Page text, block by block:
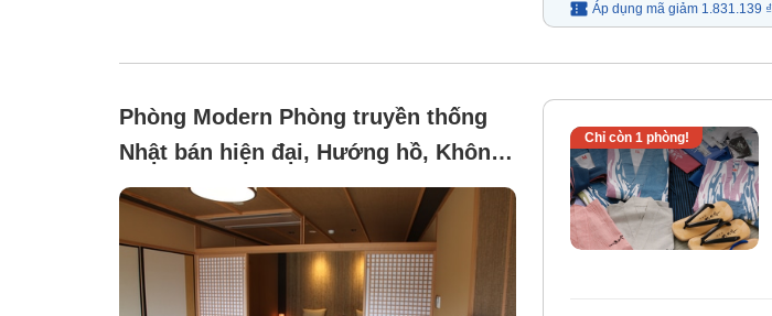
Áp dụng mã giảm 1.831.139 ₫
Phòng Modern Phòng truyền thống
Nhật bán hiện đại, Hướng hồ, Không
hút thuốc (Lakeside [T Bedroom +
Japanese-Style Room])
Chỉ còn 1phòng!